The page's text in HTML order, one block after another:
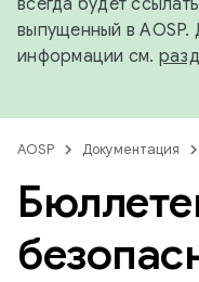
всегда будет
выпущенный в AOSP.
информации см.
AOSP Документация